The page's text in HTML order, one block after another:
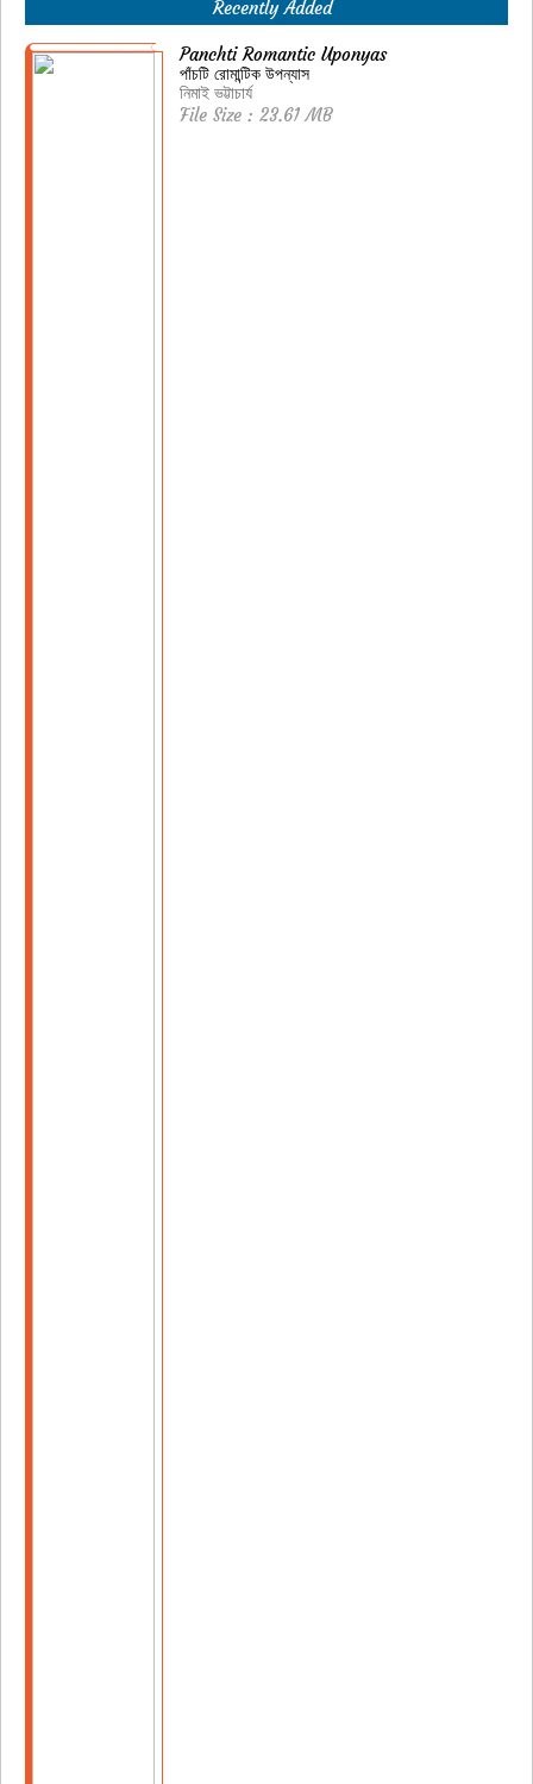
Recently Added
Panchti Romantic Uponyas
পাঁচটি রোমান্টিক উপন্যাস
নিমাই ভট্টাচার্য
File Size : 23.61 MB